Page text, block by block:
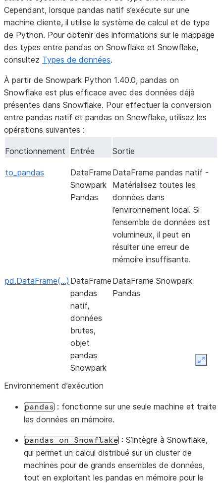
Cependant, lorsque pandas natif s’exécute sur une
machine cliente, il utilise le système de calcul et de type
de Python. Pour obtenir des informations sur le mappage
des types entre pandas on Snowflake et Snowflake,
consultez Types de données.
À partir de Snowpark Python 1.40.0, pandas on
Snowflake est plus efficace avec des données déjà
présentes dans Snowflake. Pour effectuer la conversion
entre pandas natif et pandas on Snowflake, utilisez les
opérations suivantes :
Fonctionnement Entrée Sortie
to_pandas
DataFrame
Snowpark
Pandas
DataFrame pandas natif -
Matérialisez toutes les
données dans
l’environnement local. Si
l’ensemble de données est
volumineux, il peut en
résulter une erreur de
mémoire insuffisante.
pd.DataFrame(…) DataFrame
pandas
natif,
données
brutes,
objet
pandas
Snowpark
DataFrame Snowpark
Pandas
Environnement d’exécution
pandas : fonctionne sur une seule machine et traite
les données en mémoire.
pandas on Snowflake : S’intègre à Snowflake,
qui permet un calcul distribué sur un cluster de
machines pour de grands ensembles de données,
tout en exploitant les pandas en mémoire pour le